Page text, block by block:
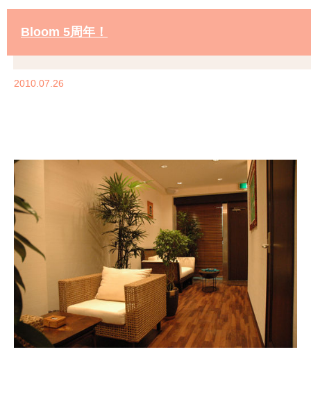
Bloom 5周年！
2010.07.26